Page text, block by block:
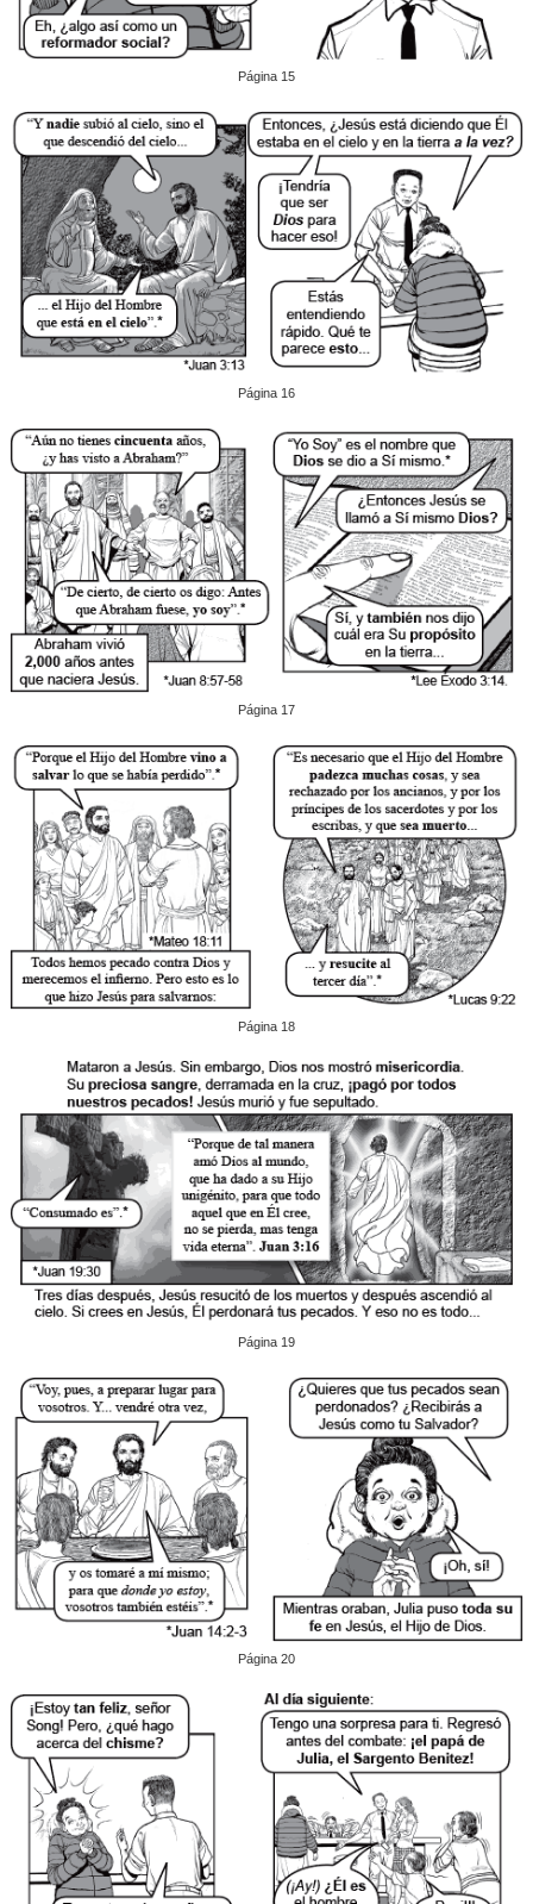
Página 15
Página 16
Página 17
Página 18
Página 19
Página 20